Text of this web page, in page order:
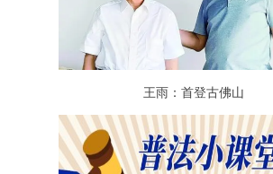
王雨：首登古佛山